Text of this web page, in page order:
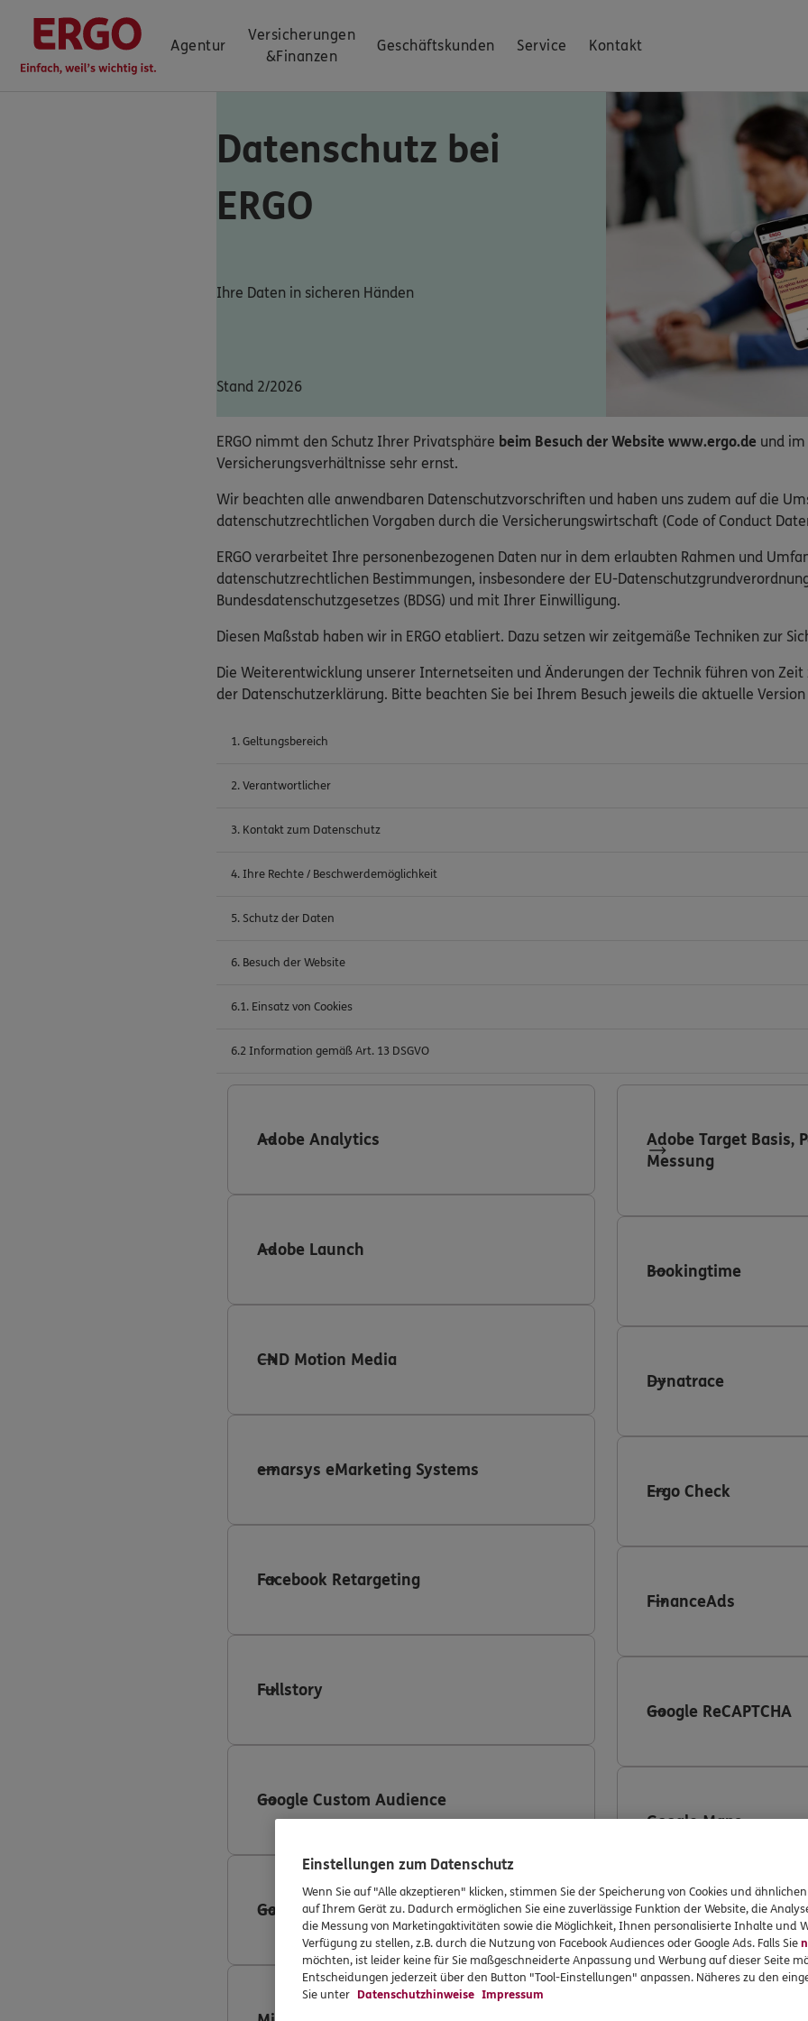
Agentur
Versicherungen
&Finanzen
Geschäftskunden Service Kontakt
Datenschutz bei
ERGO
Ihre Daten in sicheren Händen
Stand 2/2026
ERGO nimmt den Schutz Ihrer Privatsphäre beim Besuch der Website www.ergo.de und
Versicherungsverhältnisse sehr ernst.
Wir beachten alle anwendbaren Datenschutzvorschriften und haben uns zudem auf die
datenschutzrechtlichen Vorgaben durch die Versicherungswirtschaft (Code of Conduct
ERGO verarbeitet Ihre personenbezogenen Daten nur in dem erlaubten Rahmen und
datenschutzrechtlichen Bestimmungen, insbesondere der EU-Datenschutzgrundverordnung
Bundesdatenschutzgesetzes (BDSG) und mit Ihrer Einwilligung.
Diesen Maßstab haben wir in ERGO etabliert. Dazu setzen wir zeitgemäße Techniken zur
Die Weiterentwicklung unserer Internetseiten und Änderungen der Technik führen von Zeit
der Datenschutzerklärung. Bitte beachten Sie bei Ihrem Besuch jeweils die aktuelle
1. Geltungsbereich
2. Verantwortlicher
3. Kontakt zum Datenschutz
4. Ihre Rechte / Beschwerdemöglichkeit
5. Schutz der Daten
6. Besuch der Website
6.1. Einsatz von Cookies
6.2 Information gemäß Art. 13 DSGVO
Adobe Analytics
Adobe Launch
CND Motion Media
emarsys eMarketing Systems
Facebook Retargeting
Fullstory
Google Custom Audience
Google Search Ads 360
Adobe Target Basis,
Messung
Bookingtime
Dynatrace
Ergo Check
FinanceAds
Google ReCAPTCHA
Google Maps
LinkedIn
Einstellungen zum Datenschutz
Wenn Sie auf "Alle akzeptieren" klicken, stimmen Sie der Speicherung von Cookies und
auf Ihrem Gerät zu. Dadurch ermöglichen Sie eine zuverlässige Funktion der Website, die
die Messung von Marketingaktivitäten sowie die Möglichkeit, Ihnen personalisierte Inhalte und
Verfügung zu stellen, z.B. durch die Nutzung von Facebook Audiences oder Google Ads. Falls Sie
möchten, ist leider keine für Sie maßgeschneiderte Anpassung und Werbung auf dieser Seite
Entscheidungen jederzeit über den Button "Tool-Einstellungen" anpassen. Näheres zu den
Sie unter Datenschutzhinweise Impressum